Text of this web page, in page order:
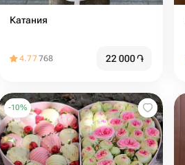
Катания
4.77768 22 000֏
-10%